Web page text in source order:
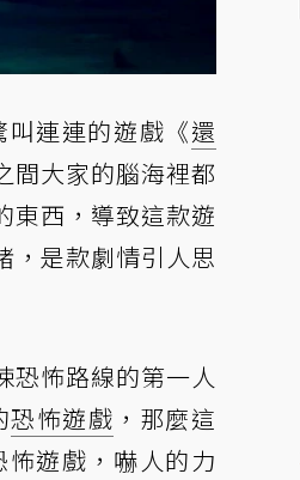
連連的遊戲《還
間大家的腦海裡都
東西，導致這款遊
，是款劇情引人思
恐怖路線的第一人
恐怖遊戲 ，那麼這
遊戲，嚇人的力